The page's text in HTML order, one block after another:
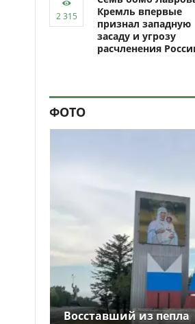
Кремль впервые
признал западную
засаду и угрозу
расчленения
ФОТО
Восставший из пепла